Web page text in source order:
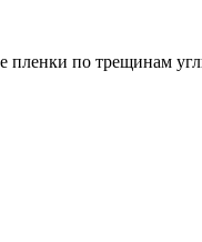
пленки по трещинам